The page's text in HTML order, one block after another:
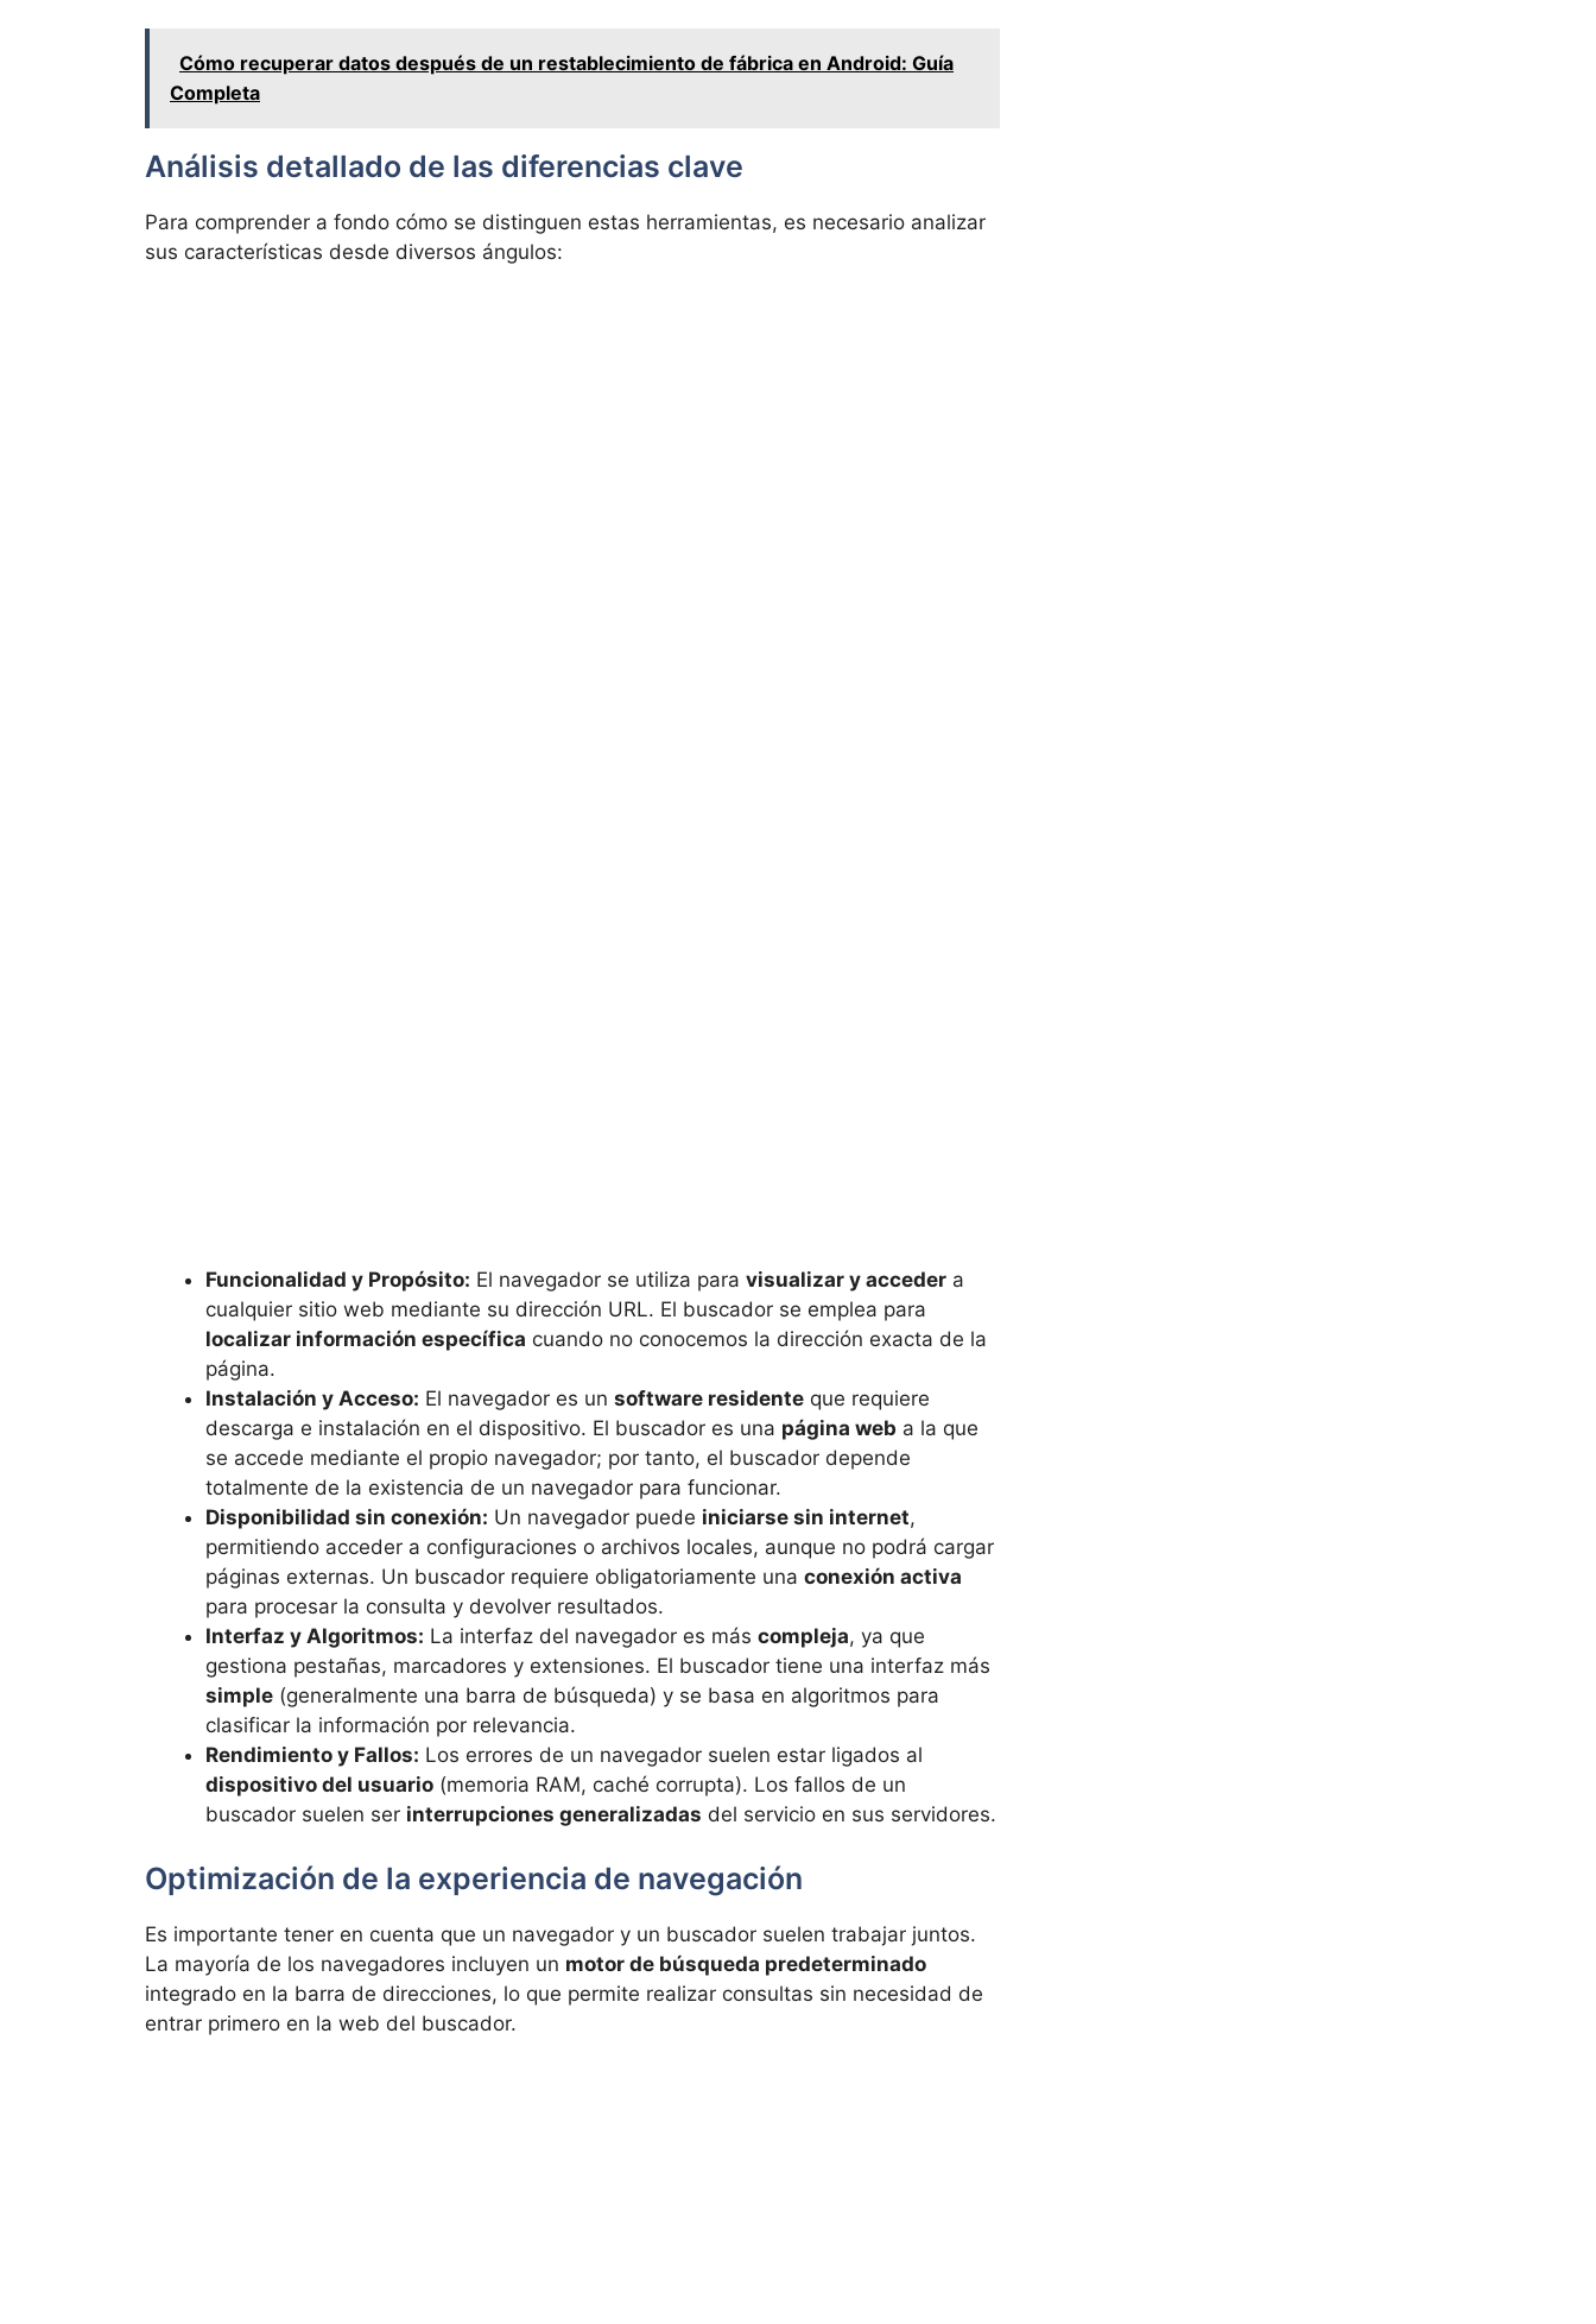
Cómo recuperar datos después de un restablecimiento de fábrica en Android: Guía
Completa
Análisis detallado de las diferencias clave
Para comprender a fondo cómo se distinguen estas herramientas, es necesario analizar
sus características desde diversos ángulos:
Funcionalidad y Propósito: El navegador se utiliza para visualizar y acceder a
cualquier sitio web mediante su dirección URL. El buscador se emplea para
localizar información específica cuando no conocemos la dirección exacta de la
página.
Instalación y Acceso: El navegador es un software residente que requiere
descarga e instalación en el dispositivo. El buscador es una página web a la que
se accede mediante el propio navegador; por tanto, el buscador depende
totalmente de la existencia de un navegador para funcionar.
Disponibilidad sin conexión: Un navegador puede iniciarse sin internet,
permitiendo acceder a configuraciones o archivos locales, aunque no podrá cargar
páginas externas. Un buscador requiere obligatoriamente una conexión activa
para procesar la consulta y devolver resultados.
Interfaz y Algoritmos: La interfaz del navegador es más compleja, ya que
gestiona pestañas, marcadores y extensiones. El buscador tiene una interfaz más
simple (generalmente una barra de búsqueda) y se basa en algoritmos para
clasificar la información por relevancia.
Rendimiento y Fallos: Los errores de un navegador suelen estar ligados al
dispositivo del usuario (memoria RAM, caché corrupta). Los fallos de un
buscador suelen ser interrupciones generalizadas del servicio en sus servidores.
Optimización de la experiencia de navegación
Es importante tener en cuenta que un navegador y un buscador suelen trabajar juntos.
La mayoría de los navegadores incluyen un motor de búsqueda predeterminado
integrado en la barra de direcciones, lo que permite realizar consultas sin necesidad de
entrar primero en la web del buscador.